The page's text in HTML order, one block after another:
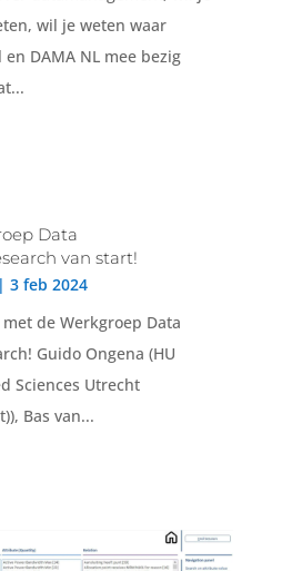
wil je weten waar
DAMA NL mee bezig
Data
van start!
| 3 feb 2024
de Werkgroep Data
Guido Ongena (HU
Sciences Utrecht
Bas van...